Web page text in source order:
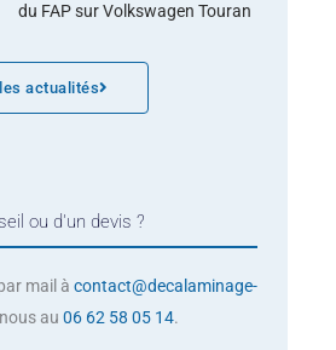
du FAP sur Volkswagen Touran
actualités
ou d'un devis ?
mail à contact@decalaminage-
au 06 62 58 05 14.